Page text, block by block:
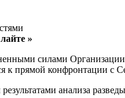
»
силами Организации
к прямой конфронтации с
анализа